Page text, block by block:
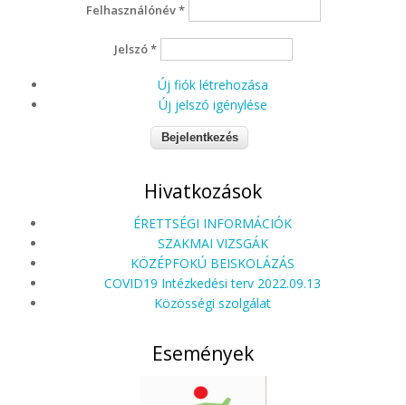
Felhasználónév*
Jelszó*
Új fiók létrehozása
Új jelszó igénylése
Hivatkozások
ÉRETTSÉGI INFORMÁCIÓK
SZAKMAI VIZSGÁK
KÖZÉPFOKÚ BEISKOLÁZÁS
COVID19 Intézkedési terv 2022.09.13
Közösségi szolgálat
Események